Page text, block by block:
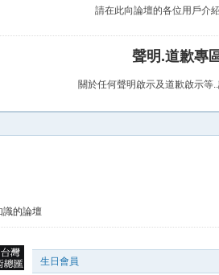
請在此向論壇的各位用戶介
聲明.道歉專
關於任何聲明啟示及道歉啟示等
識的論壇
生日會員